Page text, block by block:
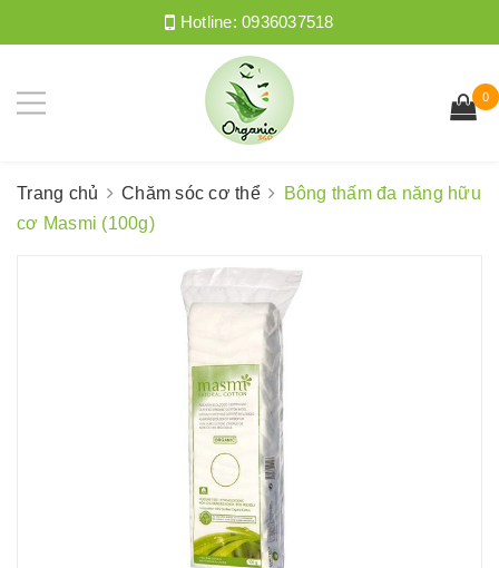
Hotline:0936037518
0
Trang chủ Chăm sóc cơ thể
Bông thấm đa năng hữu
cơ Masmi (100g)